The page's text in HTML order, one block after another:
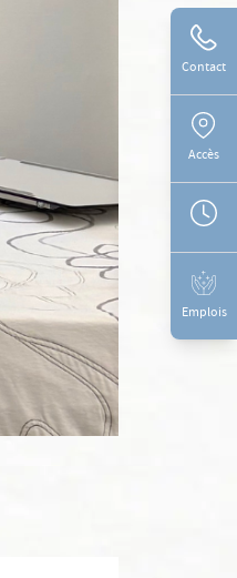
Contact
Accès
Emplois